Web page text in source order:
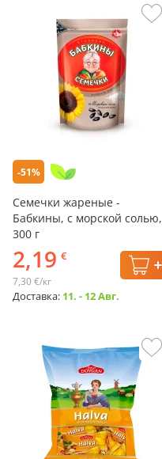
-51%
Семечки жареные -
Бабкины, с морской солью,
300 г
2,19 €
7,30 €/кг
Доставка: 11. - 12 Авг.